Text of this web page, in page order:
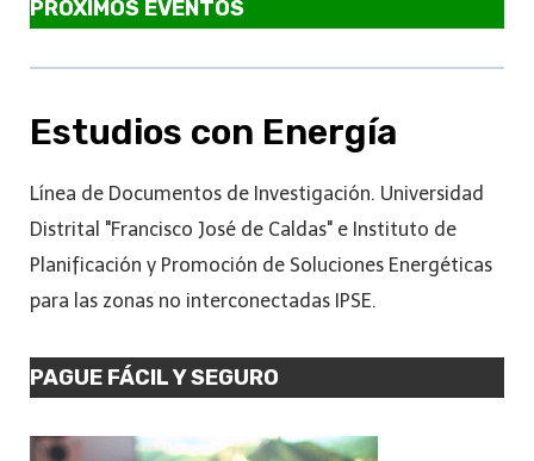
PRÓXIMOS EVENTOS
Estudios con Energía
Línea de Documentos de Investigación. Universidad
Distrital "Francisco José de Caldas" e Instituto de
Planificación y Promoción de Soluciones Energéticas
para las zonas no interconectadas IPSE.
PAGUE FÁCIL Y SEGURO